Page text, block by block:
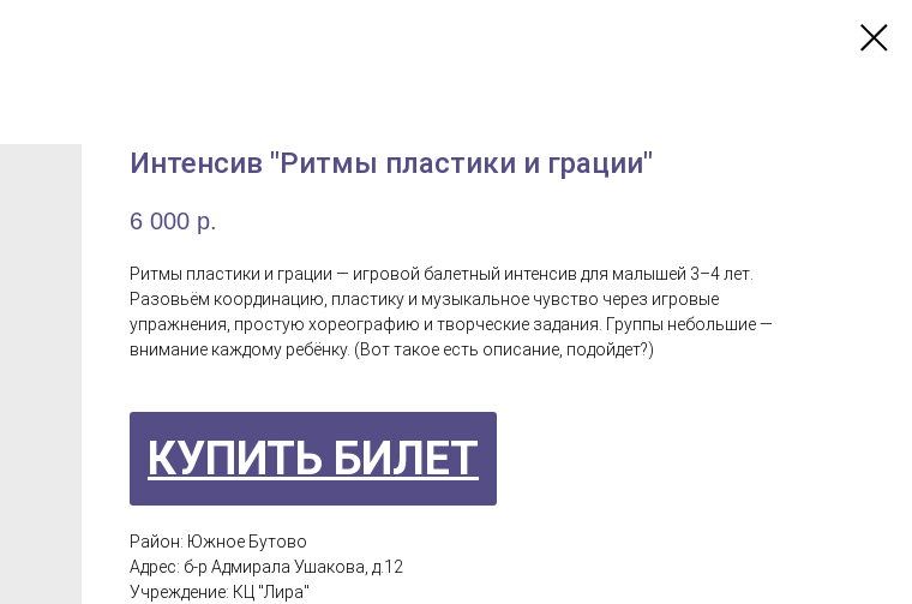
Интенсив "Ритмы пластики и грации"
6 000 р.
Ритмы пластики и грации — игровой балетный интенсив для малышей 3–4 лет.
Разовьём координацию, пластику и музыкальное чувство через игровые
упражнения, простую хореографию и творческие задания. Группы небольшие —
внимание каждому ребёнку. (Вот такое есть описание, подойдет?)
КУПИТЬ БИЛЕТ
Район: Южное Бутово
Адрес: б-р Адмирала Ушакова, д.12
Учреждение: КЦ "Лира"